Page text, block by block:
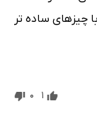
چیزهای ساده تر
1
0